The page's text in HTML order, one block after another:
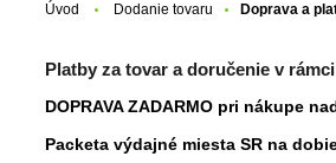
Úvod Dodanie tovaru Doprava a
Platby za tovar a doručenie v
DOPRAVA ZADARMO pri nákupe
Packeta výdajné miesta SR na